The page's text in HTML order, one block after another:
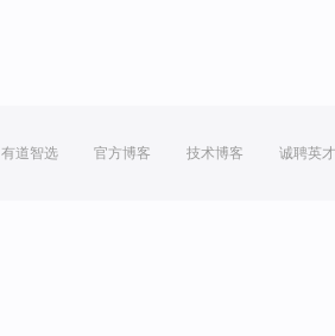
有道智选 官方博客 技术博客 诚聘英才